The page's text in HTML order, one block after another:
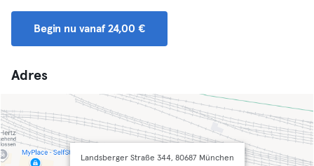
Begin nu vanaf 24,00 €
Adres
Landsberger Straße 344, 80687 München